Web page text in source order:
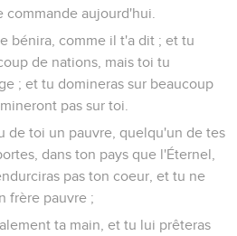
aujourd'hui.
bénira, comme il t'a dit ; et tu
de nations, mais toi tu
; et tu domineras sur beaucoup
pas sur toi.
de toi un pauvre, quelqu'un de tes
dans ton pays que l'Éternel,
pas ton coeur, et tu ne
frère pauvre ;
ta main, et tu lui prêteras